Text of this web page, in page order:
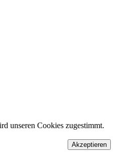
unseren Cookies zugestimmt.
Akzeptieren